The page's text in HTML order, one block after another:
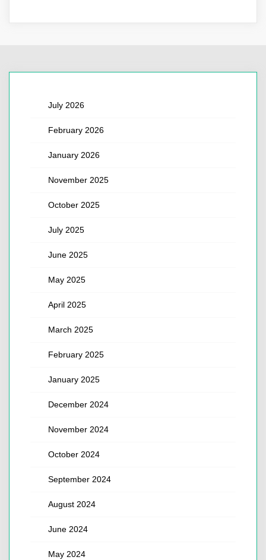
July 2026
February 2026
January 2026
November 2025
October 2025
July 2025
June 2025
May 2025
April 2025
March 2025
February 2025
January 2025
December 2024
November 2024
October 2024
September 2024
August 2024
June 2024
May 2024